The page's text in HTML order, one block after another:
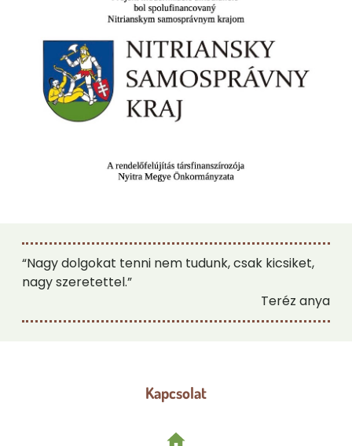
“Nagy dolgokat tenni nem tudunk, csak kicsiket,
nagy szeretettel.”
Teréz anya
Kapcsolat